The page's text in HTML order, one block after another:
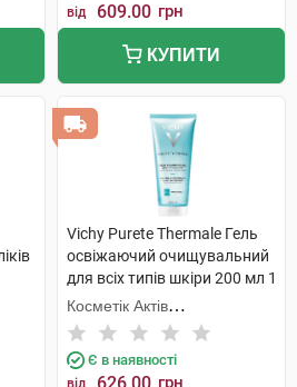
від 609.00 грн
КУПИТИ
Vichy Purete Thermale Гель
освіжаючий очищувальний
для всіх типів шкіри 200 мл 1
флакон
Косметік Актів
Інтернаціональ
Є в наявності
від грн